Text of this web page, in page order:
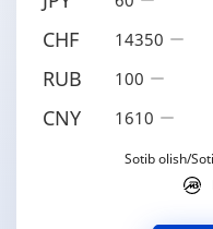
CHF 14350
RUB 100
CNY 1610
Sotib olish/